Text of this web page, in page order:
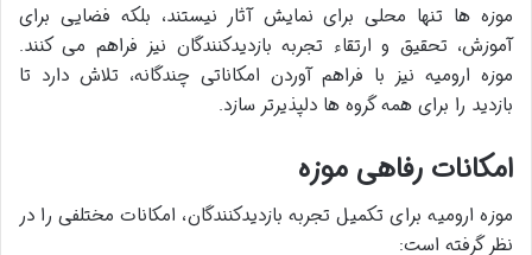
موزه ها تنها محلی برای نمایش آثار نیستند، بلکه فضایی برای
آموزش، تحقیق و ارتقاء تجربه بازدیدکنندگان نیز فراهم می کنند.
موزه ارومیه نیز با فراهم آوردن امکاناتی چندگانه، تلاش دارد تا
بازدید را برای همه گروه ها دلپذیرتر سازد.
امکانات رفاهی موزه
موزه ارومیه برای تکمیل تجربه بازدیدکنندگان، امکانات مختلفی را در
نظر گرفته است: